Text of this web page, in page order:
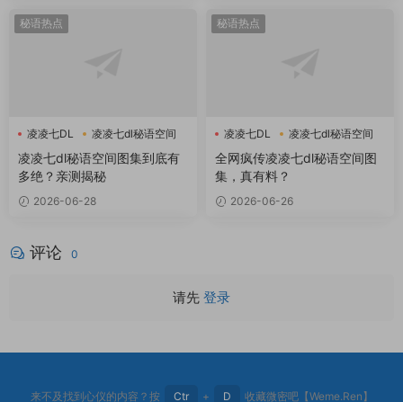
秘语热点
凌凌七DL 凌凌七dl秘语空间
凌凌七dl秘语空间图集到底有
多绝？亲测揭秘
2026-06-28
秘语热点
凌凌七DL 凌凌七dl秘语空间
全网疯传凌凌七dl秘语空间图
集，真有料？
2026-06-26
评论 0
请先 登录
来不及找到心仪的内容？按 Ctr + D 收藏微密吧【Weme.Ren】